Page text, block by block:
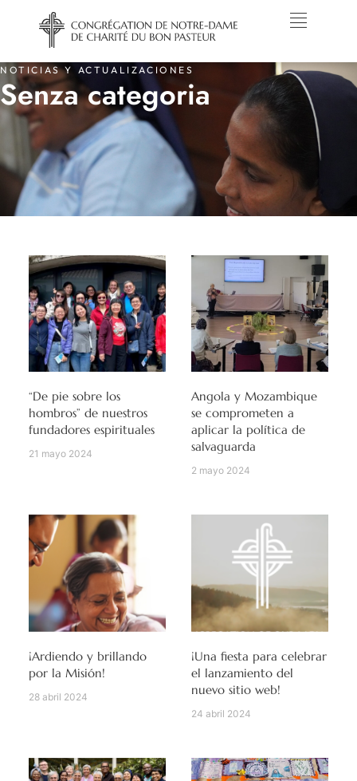
NOTICIAS Y ACTUALIZACIONES
Senza categoria
“De pie sobre los
hombros” de nuestros
fundadores espirituales
21 mayo 2024
Angola y Mozambique
se comprometen a
aplicar la política de
salvaguarda
2 mayo 2024
¡Ardiendo y brillando
por la Misión!
28 abril 2024
¡Una fiesta para celebrar
el lanzamiento del
nuevo sitio web!
24 abril 2024